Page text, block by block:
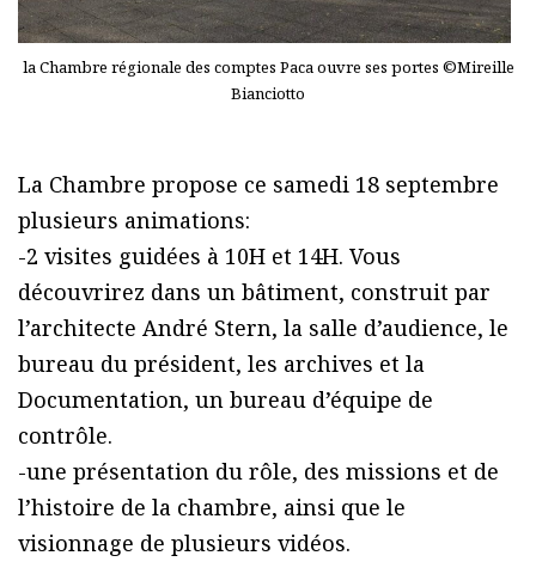
la Chambre régionale des comptes Paca ouvre ses portes ©Mireille
Bianciotto
La Chambre propose ce samedi 18 septembre
plusieurs animations:
-2 visites guidées à 10H et 14H. Vous
découvrirez dans un bâtiment, construit par
l’architecte André Stern, la salle d’audience, le
bureau du président, les archives et la
Documentation, un bureau d’équipe de
contrôle.
-une présentation du rôle, des missions et de
l’histoire de la chambre, ainsi que le
visionnage de plusieurs vidéos.